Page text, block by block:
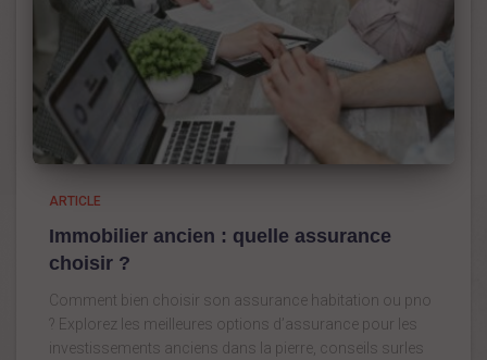
ARTICLE
Immobilier ancien : quelle assurance
choisir ?
Comment bien choisir son assurance habitation ou pno
? Explorez les meilleures options d’assurance pour les
investissements anciens dans la pierre, conseils surles